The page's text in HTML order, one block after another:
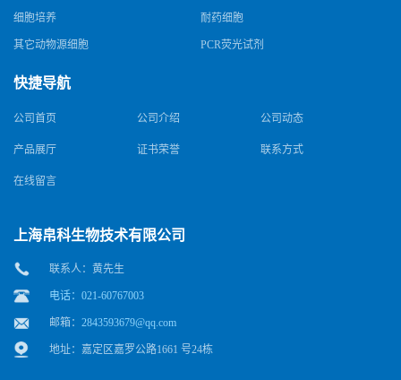
细胞培养 耐药细胞
其它动物源细胞 PCR荧光试剂
快捷导航
公司首页 公司介绍 公司动态
产品展厅 证书荣誉 联系方式
在线留言
上海帛科生物技术有限公司
联系人：黄先生
电话：021-60767003
邮箱： 2843593679@qq.com
地址：嘉定区嘉罗公路1661 号24栋